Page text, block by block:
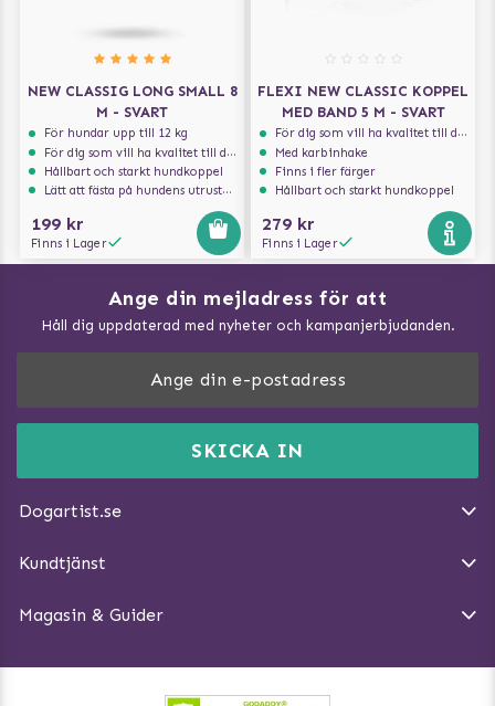
NEW CLASSIG LONG SMALL 8
M - SVART
För hundar upp till 12 kg
För dig som vill ha kvalitet till din hund!
Hållbart och starkt hundkoppel
Lätt att fästa på hundens utrustning
199 kr
Finns i Lager
FLEXI NEW CLASSIC KOPPEL
MED BAND 5 M - SVART
För dig som vill ha kvalitet till din hund!
Med karbinhake
Finns i fler färger
Hållbart och starkt hundkoppel
279 kr
Finns i Lager
Ange din mejladress för att
Håll dig uppdaterad med nyheter och kampanjerbjudanden.
SKICKA IN
Dogartist.se
DogArtist.se drivs av:
E-post:info@dogartist.se
Kundtjänst
Ångra Köp
Magasin & Guider
Vad kan hundar äta?
Träna Nose Work hemma
Så gör du promenaden roligare
Hundbäddar